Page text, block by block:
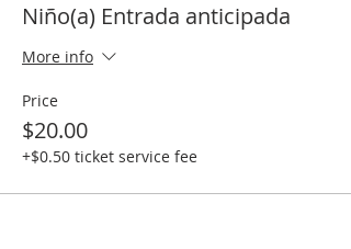
Niño(a) Entrada anticipada
More info
Price
$20.00
+$0.50 ticket service fee